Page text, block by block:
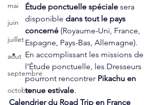
mai
juin
juillet
aout
septembre
octobre
Étude ponctuelle spéciale sera
disponible dans tout le pays
concerné (Royaume-Uni, France,
Espagne, Pays-Bas, Allemagne).
En accomplissant les missions de
l’Étude ponctuelle, les Dresseurs
pourront rencontrer Pikachu en
tenue estivale.
Calendrier du Road Trip en France